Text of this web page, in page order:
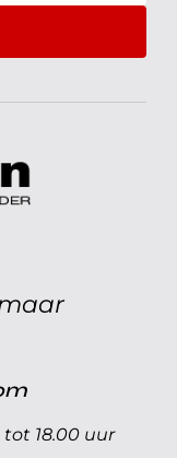
tot 18.00 uur